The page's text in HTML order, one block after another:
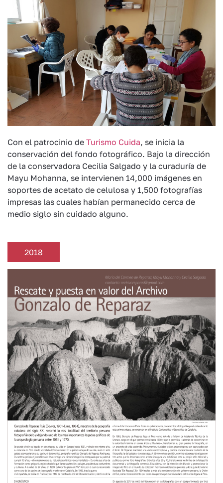
Con el patrocinio de Turismo Cuida, se inicia la
conservación del fondo fotográfico. Bajo la dirección
de la conservadora Cecilia Salgado y la curaduría de
Mayu Mohanna, se intervienen 14,000 imágenes en
soportes de acetato de celulosa y 1,500 fotografías
impresas las cuales habían permanecido cerca de
medio siglo sin cuidado alguno.
2018